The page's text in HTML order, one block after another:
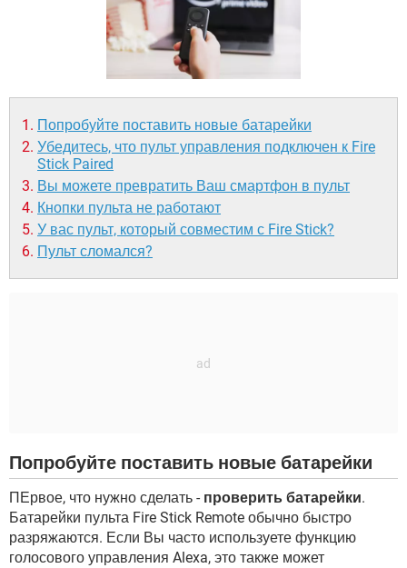
Попробуйте поставить новые батарейки
Убедитесь, что пульт управления подключен к Fire
Stick Paired
Вы можете превратить Ваш смартфон в пульт
Кнопки пульта не работают
У вас пульт, который совместим с Fire Stick?
Пульт сломался?
Попробуйте поставить новые батарейки
ПЕрвое, что нужно сделать - проверить батарейки.
Батарейки пульта Fire Stick Remote обычно быстро
разряжаются. Если Вы часто используете функцию
голосового управления Alexa, это также может